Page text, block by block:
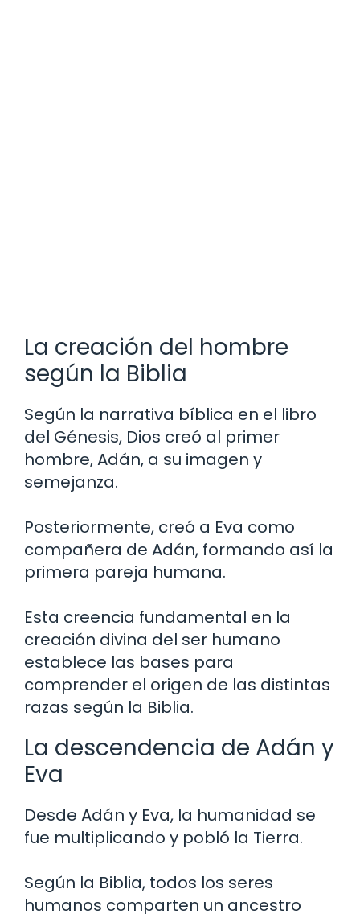
La creación del hombre
según la Biblia
Según la narrativa bíblica en el libro
del Génesis, Dios creó al primer
hombre, Adán, a su imagen y
semejanza.
Posteriormente, creó a Eva como
compañera de Adán, formando así la
primera pareja humana.
Esta creencia fundamental en la
creación divina del ser humano
establece las bases para
comprender el origen de las distintas
razas según la Biblia.
La descendencia de Adán y
Eva
Desde Adán y Eva, la humanidad se
fue multiplicando y pobló la Tierra.
Según la Biblia, todos los seres
humanos comparten un ancestro